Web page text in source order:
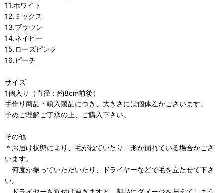
11.ホワイト
12.ミックス
13.ブラウン
14.ネイビー
15.ローズピンク
16.ピーチ
サイズ
1個入り（直径：約8cm前後）
手作り商品・輸入製品につき、大きさには個体差がございます。
予めご理解ご了承の上、ご購入下さい。
その他
＊お届け状態により、毛がねていたり、形が崩れている場合がござ
います。
何度か振っていただいたり、ドライヤーなどで毛を立たせて下さ
い。
ドライヤーを近付け過ぎますと、製品にダメージを与えてしまう